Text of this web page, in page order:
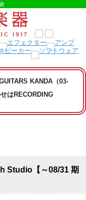
☆
KANDA（03-
はRECORDING
Studio【～08/31 期